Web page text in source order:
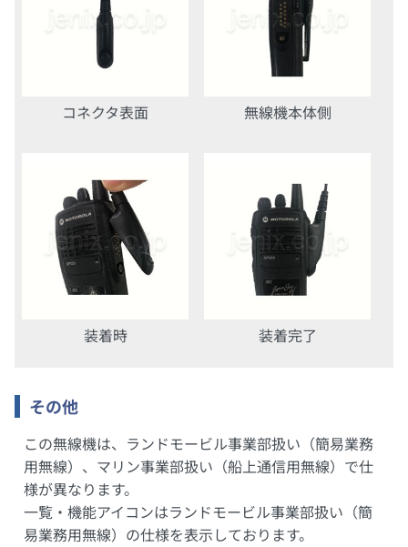
コネクタ表面 無線機本体側
装着時 装着完了
その他
この無線機は、ランドモービル事業部扱い（簡易業務
用無線）、マリン事業部扱い（船上通信用無線）で仕
様が異なります。
一覧・機能アイコンはランドモービル事業部扱い（簡
易業務用無線）の仕様を表示しております。